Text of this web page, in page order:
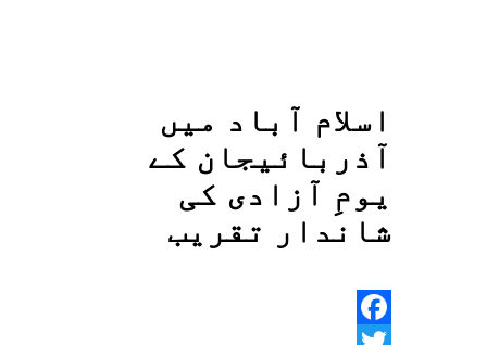
اسلام آباد میں
آذربائیجان کے
یومِ آزادی کی
شاندار تقریب